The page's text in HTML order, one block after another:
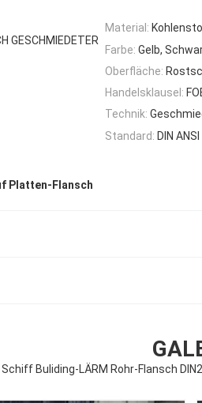
GESCHMIEDETER
Material:
Farbe: Gelb,
Oberfläche:
Handelsklausel:
Technik:
Standard: DIN
Platten-Flansch
Schiff Buliding-LÄRM Rohr-Flansch